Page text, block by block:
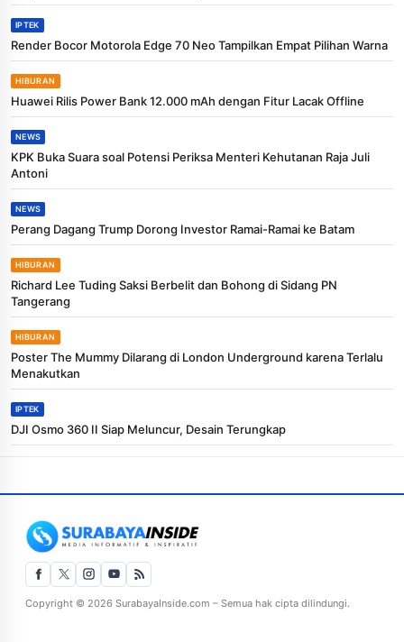
IPTEK
Render Bocor Motorola Edge 70 Neo Tampilkan Empat Pilihan Warna
HIBURAN
Huawei Rilis Power Bank 12.000 mAh dengan Fitur Lacak Offline
NEWS
KPK Buka Suara soal Potensi Periksa Menteri Kehutanan Raja Juli
Antoni
NEWS
Perang Dagang Trump Dorong Investor Ramai-Ramai ke Batam
HIBURAN
Richard Lee Tuding Saksi Berbelit dan Bohong di Sidang PN
Tangerang
HIBURAN
Poster The Mummy Dilarang di London Underground karena Terlalu
Menakutkan
IPTEK
DJI Osmo 360 II Siap Meluncur, Desain Terungkap
Copyright © 2026 SurabayaInside.com – Semua hak cipta dilindungi.